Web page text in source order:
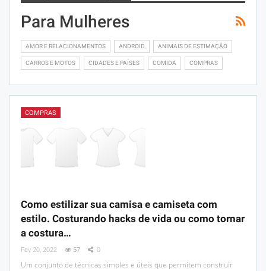
Para Mulheres
AMOR E RELACIONAMENTOS ANDROID ANIMAIS DE ESTIMAÇÃO
CARROS E MOTOS CIDADES E PAÍSES COMIDA COMPRAS
COMPRAS
Como estilizar sua camisa e camiseta com
estilo. Costurando hacks de vida ou como tornar
a costura…
Fev 20, 2022 57 0
Um conjunto de técnicas simples e úteis que permitem construir